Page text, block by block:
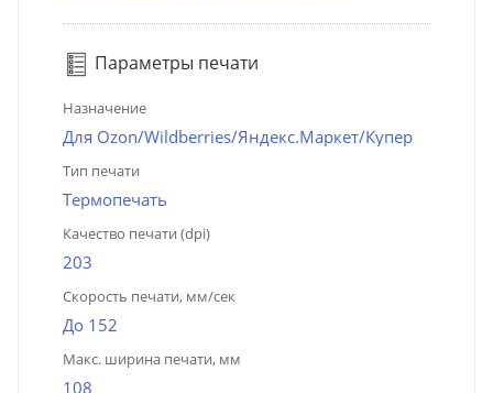
Параметры печати
Назначение
Для Ozon/Wildberries/Яндекс.Маркет/Купер
Тип печати
Термопечать
Качество печати (dpi)
203
Скорость печати, мм/сек
До 152
Макс. ширина печати, мм
108